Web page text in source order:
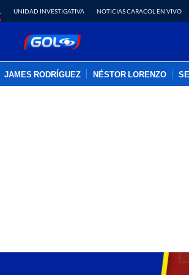
UNIDAD INVESTIGATIVA NOTICIAS CARACOL EN VIVO
JAMES RODRÍGUEZ NÉSTOR LORENZO